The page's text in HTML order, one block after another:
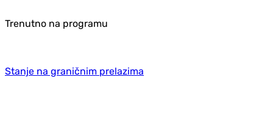
Trenutno na programu
Stanje na graničnim prelazima